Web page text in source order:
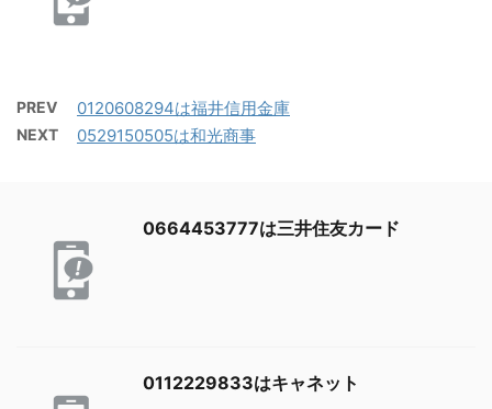
PREV 0120608294は福井信用金庫
NEXT 0529150505は和光商事
0664453777は三井住友カード
0112229833はキャネット